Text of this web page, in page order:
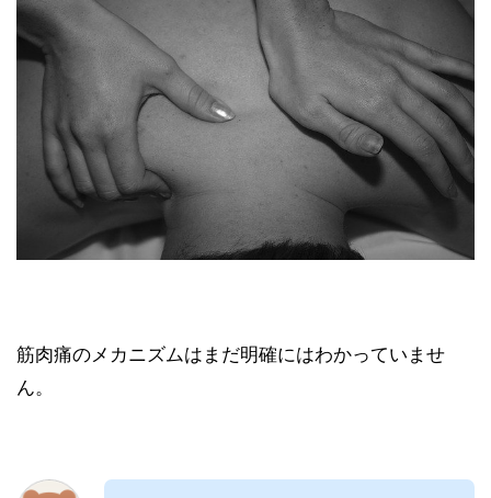
筋肉痛のメカニズムはまだ明確にはわかっていませ
ん。